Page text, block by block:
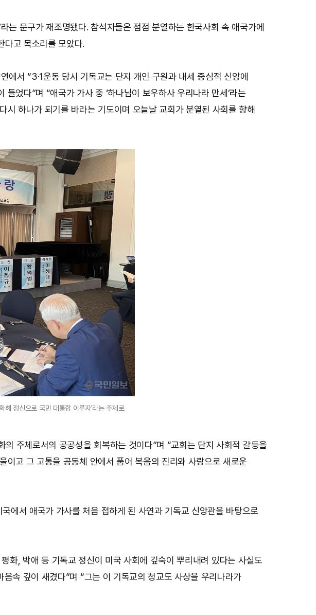
는 문구가 재조명됐다. 참석자들은 점점 분열하는 한국사회 속 애국가에
다고 목소리를 모았다.
에서 “3·1운동 당시 기독교는 단지 개인 구원과 내세 중심적 신앙에
었다”며 “애국가 가사 중 ‘하나님이 보우하사 우리나라 만세’라는
하나가 되기를 바라는 기도이며 오늘날 교회가 분열된 사회를 향해
해 정신으로 국민 대통합 이루자'라는 주제로
주체로서의 공공성을 회복하는 것이다”며 “교회는 단지 사회적 갈등을
고 그 고통을 공동체 안에서 품어 복음의 진리와 사랑으로 새로운
에서 애국가 가사를 처음 접하게 된 사연과 기독교 신앙관을 바탕으로
화, 박애 등 기독교 정신이 미국 사회에 깊숙이 뿌리내려 있다는 사실도
속 깊이 새겼다”며 “그는 이 기독교의 청교도 사상을 우리나라가